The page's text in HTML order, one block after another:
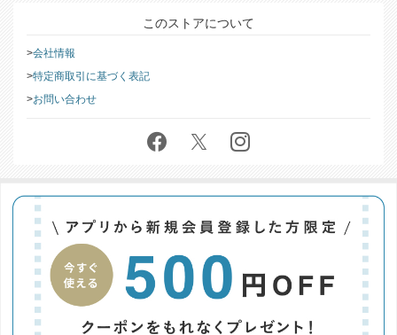
このストアについて
会社情報
特定商取引に基づく表記
お問い合わせ